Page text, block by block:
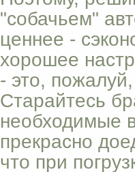
"собачьем"
ценнее -
хорошее
- это,
Старайтесь
необходимые
прекрасно
что при